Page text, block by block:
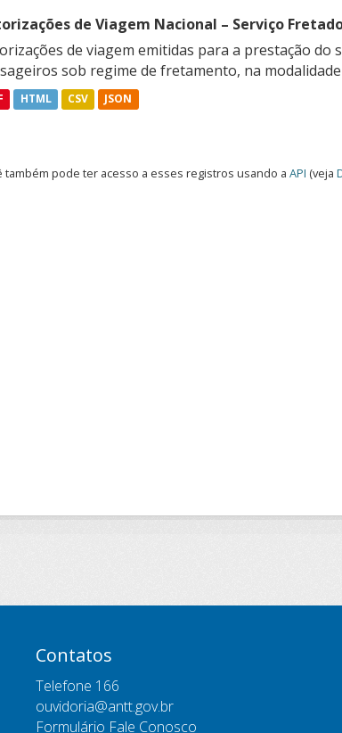
de Viagem Nacional – Serviço
de viagem emitidas para a prestação
sob regime de fretamento, na
HTML CSV JSON
também pode ter acesso a esses registros usando a API (veja
Contatos
Telefone 166
ouvidoria@antt.gov.br
Formulário Fale Conosco